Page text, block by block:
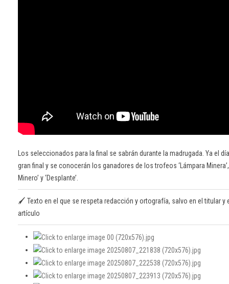
Los seleccionados para la final se sabrán durante la madrugada. Ya el
gran final y se conocerán los ganadores de los trofeos ‘Lámpara Minera’,
Minero’ y ‘Desplante’.
🖌️ Texto en el que se respeta redacción y ortografía, salvo en el titular y
artículo